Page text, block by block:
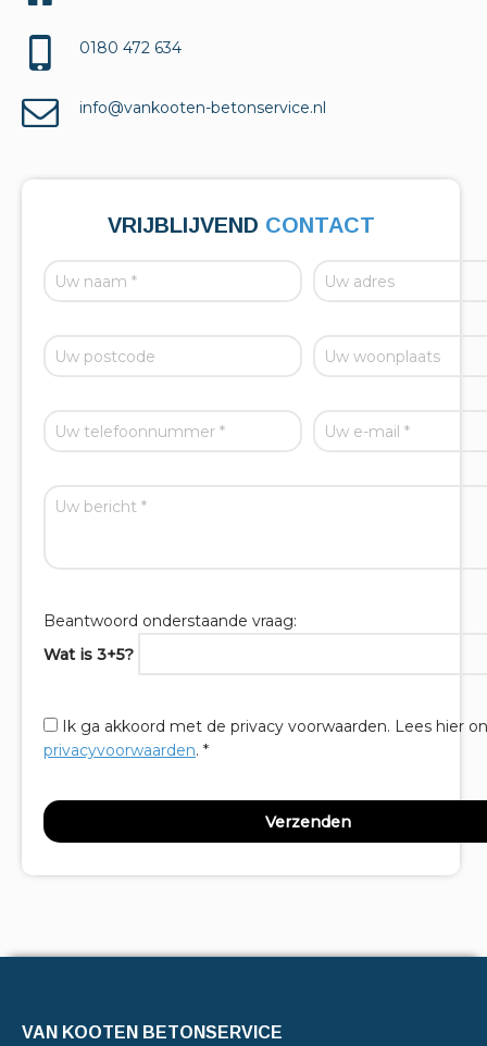
0180 472 634
info@vankooten-betonservice.nl
VRIJBLIJVEND CONTACT
Beantwoord onderstaande vraag:
Wat is 3+5?
Ik ga akkoord met de privacy voorwaarden. Lees hier
privacyvoorwaarden. *
VAN KOOTEN BETONSERVICE